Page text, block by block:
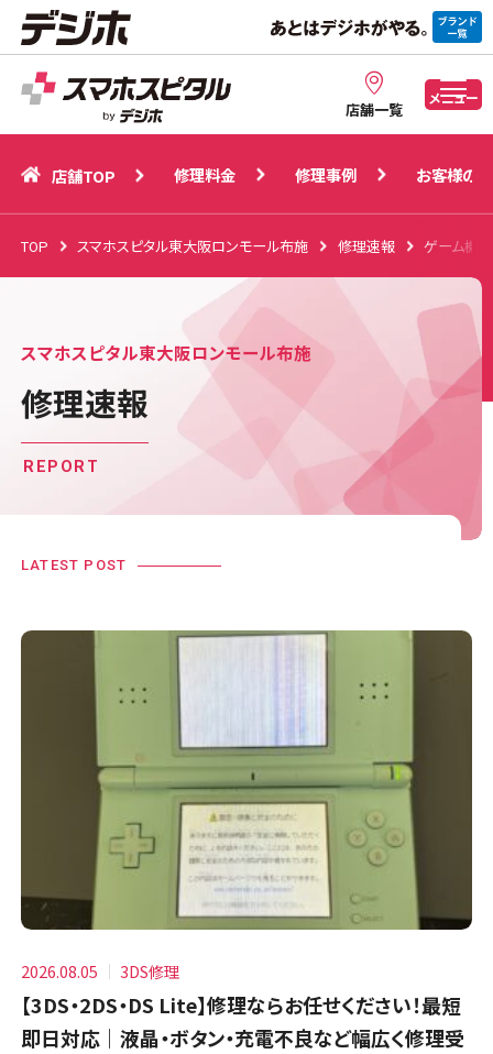
店舗一覧
メニュー
店舗TOP 修理事例 お客様の声
店舗TOP 修理料金 修理事例 お客様の声
TOP スマホスピタル東大阪ロンモール布施 修理速報 ゲーム機
スマホスピタル東大阪ロンモール布施
修理速報
REPORT
LATEST POST
2026.08.05 3DS修理
【3DS・2DS・DS Lite】修理ならお任せください！最短
即日対応｜液晶・ボタン・充電不良など幅広く修理受